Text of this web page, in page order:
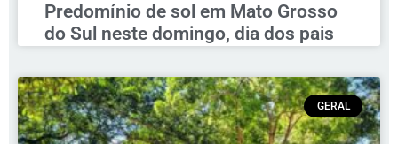
Predomínio de sol em Mato Grosso
do Sul neste domingo, dia dos pais
GERAL